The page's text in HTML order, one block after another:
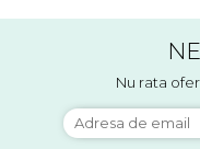
Nu rata